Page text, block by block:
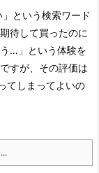
」という検索ワード
期待して買ったのに
…」という体験を
ですが、その評価は
てしまってよいの